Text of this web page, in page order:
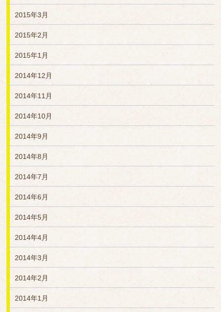
2015年3月
2015年2月
2015年1月
2014年12月
2014年11月
2014年10月
2014年9月
2014年8月
2014年7月
2014年6月
2014年5月
2014年4月
2014年3月
2014年2月
2014年1月